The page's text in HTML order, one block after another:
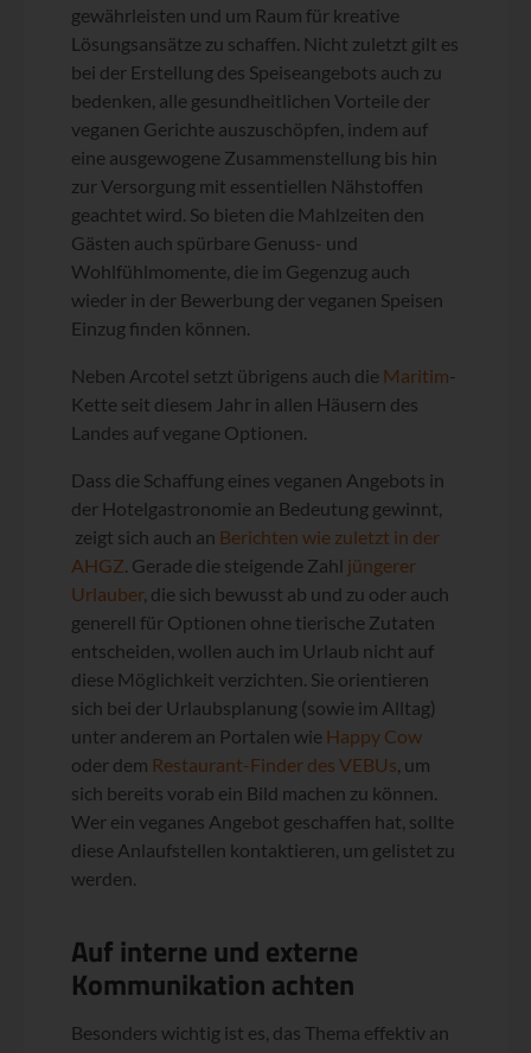
gewährleisten und um Raum für kreative
Lösungsansätze zu schaffen. Nicht zuletzt gilt es
bei der Erstellung des Speiseangebots auch zu
bedenken, alle gesundheitlichen Vorteile der
veganen Gerichte auszuschöpfen, indem auf
eine ausgewogene Zusammenstellung bis hin
zur Versorgung mit essentiellen Nähstoffen
geachtet wird. So bieten die Mahlzeiten den
Gästen auch spürbare Genuss- und
Wohlfühlmomente, die im Gegenzug auch
wieder in der Bewerbung der veganen Speisen
Einzug finden können.
Neben Arcotel setzt übrigens auch die Maritim-
Kette seit diesem Jahr in allen Häusern des
Landes auf vegane Optionen.
Dass die Schaffung eines veganen Angebots in
der Hotelgastronomie an Bedeutung gewinnt,
zeigt sich auch an Berichten wie zuletzt in der
AHGZ. Gerade die steigende Zahl jüngerer
Urlauber, die sich bewusst ab und zu oder auch
generell für Optionen ohne tierische Zutaten
entscheiden, wollen auch im Urlaub nicht auf
diese Möglichkeit verzichten. Sie orientieren
sich bei der Urlaubsplanung (sowie im Alltag)
unter anderem an Portalen wie Happy Cow
oder dem Restaurant-Finder des VEBUs, um
sich bereits vorab ein Bild machen zu können.
Wer ein veganes Angebot geschaffen hat, sollte
diese Anlaufstellen kontaktieren, um gelistet zu
werden.
Auf interne und externe
Kommunikation achten
Besonders wichtig ist es, das Thema effektiv an